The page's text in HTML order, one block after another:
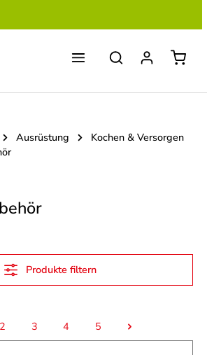
Ausrüstung
Kochen & Versorgen
Produkte filtern
Seite
2 Seite
3 Seite
4 Seite
5